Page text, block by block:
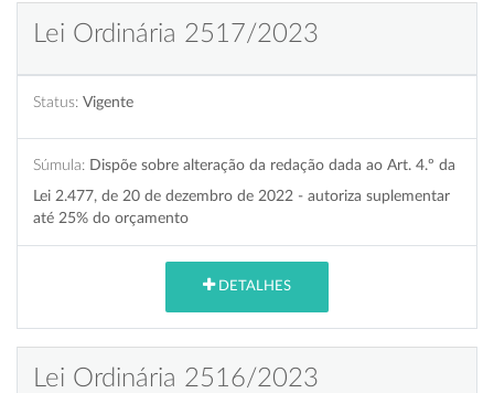
Lei Ordinária 2517/2023
Status: Vigente
Súmula: Dispõe sobre alteração da redação dada ao Art. 4.º da
Lei 2.477, de 20 de dezembro de 2022 - autoriza suplementar
até 25% do orçamento
DETALHES
Lei Ordinária 2516/2023